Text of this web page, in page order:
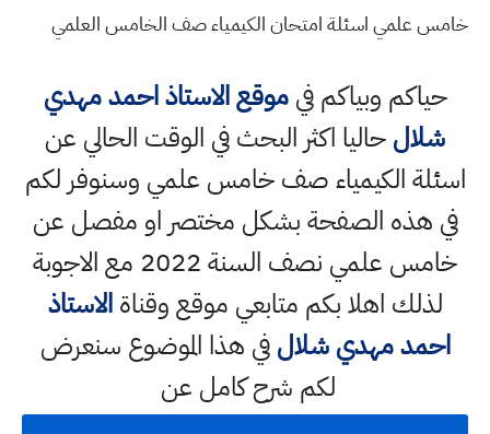
خامس علمي اسئلة امتحان الكيمياء صف الخامس العلمي
حياكم وبياكم فيموقع الاستاذ احمد مهدي
شلالحاليا اكثر البحث في الوقت الحالي عن
اسئلة الكيمياء صف خامس علمي وسنوفر لكم
في هذه الصفحة بشكل مختصر او مفصل عن
خامس علمي نصف السنة 2022 مع الاجوبة
لذلك اهلا بكم متابعي موقع وقناةالاستاذ
احمد مهدي شلالفي هذا الموضوع سنعرض
لكم شرح كامل عن